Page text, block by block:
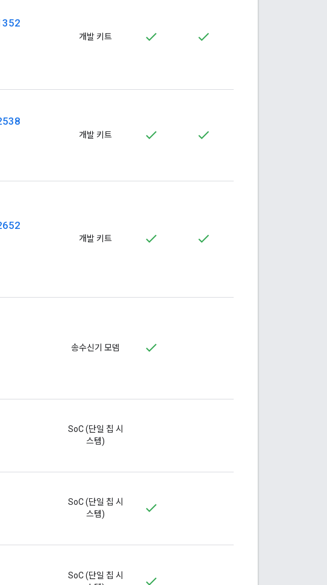
개발 키트
개발 키트
개발 키트
송수신기 모뎀
SoC (단일 칩 시
스템)
SoC (단일 칩 시
스템)
SoC (단일 칩 시